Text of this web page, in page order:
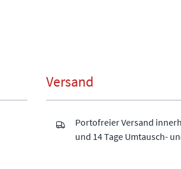
Versand
Portofreier Versand
und 14 Tage Umtausch-